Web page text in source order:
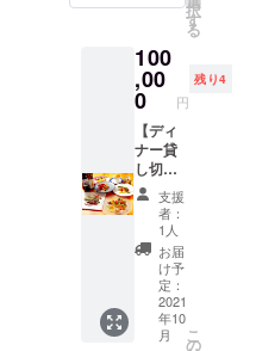
む) 【賞
造日か
ら1週間
※お早め
にお召
し上が
りくだ
さい。
【保存
方法】
冷蔵庫
で保存
してく
ださ
い。 準
備が整
旬～下
旬
期限
より6か
月間 お
届け予
定日：
2021年
10月中
旬～下
旬
だきま
アムラ
ンチメ
ニュー
★ ・海
の幸の
サラダ
仕立て
野菜の
エス
プーマ
添え ・
きのこ
のスー
プパイ
包み ・
お魚の
ポワレ
・フォ
アグラ
のソ
テー ・
牛ヒレ
肉のス
テーキ
・ご飯
とお漬
物とお
茶 ・季
節のア
イスク
ワイン
グラス
とナイ
フ・
フォー
クが描
かれて
いま
す。下
の文字
は、
French
Restau
rant
Gin2で
み ※御
食事券
有効期
限 送
付日よ
り6か月
間 お届
け予定
日：
2021年
10月中
旬～下
送りし
20名様
まで可
能。
バース
デー
パー
ティや
各種お
祝い
パー
ティな
どご希
望に
沿った
ランチ
をご満
択
す
る
100
,00
0 円
残り4
【ディ
ナー貸
し切り
プラ
ン】
ディ
ナー貸
し切り
プラン
券を感
謝の気
持ち
支援
者：
1人
お届
け予
定：
2021
年10
月
こ
の